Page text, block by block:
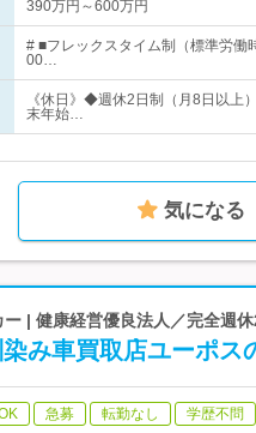
390万円～600万円
# ■フレックスタイム制（標準労働
00…
《休日》◆週休2日制（月8日以
末年始…
気になる
| 健康経営優良法人／完全週
み車買取店ユーポス
急募 転勤なし 学歴不問